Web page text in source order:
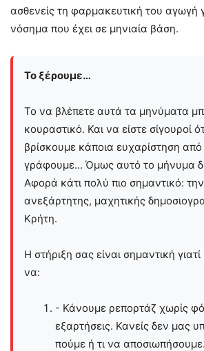
ασθενείς τη φαρμακευτική του αγωγή
νόσημα που έχει σε μηνιαία βάση.
Το ξέρουμε…
Το να βλέπετε αυτά τα μηνύματα
κουραστικό. Και να είστε σίγουροί
βρίσκουμε κάποια ευχαρίστηση
γράφουμε... Όμως αυτό το μήνυμα
Αφορά κάτι πολύ πιο σημαντικό:
ανεξάρτητης, μαχητικής
Kρήτη.
Η στήριξη σας είναι σημαντική γιατί
να:
- Κάνουμε ρεπορτάζ χωρίς
εξαρτήσεις. Κανείς δεν μας
πούμε ή τι να αποσιωπήσουμε.